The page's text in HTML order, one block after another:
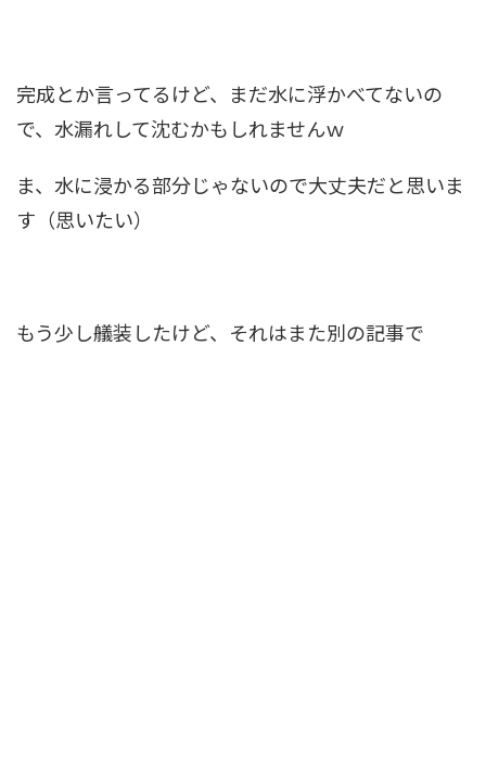
完成とか言ってるけど、まだ水に浮かべてないの
で、水漏れして沈むかもしれませんｗ
ま、水に浸かる部分じゃないので大丈夫だと思いま
す（思いたい）
もう少し艤装したけど、それはまた別の記事で